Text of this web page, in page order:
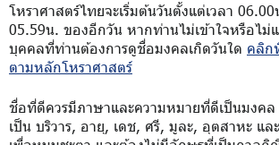
โหราศาสตร์ไทยจะเริ่มต้นวันตั้งแต่เวลา
05.59น. ของอีกวัน หากท่านไม่เข้าใจหรือไม่
บุคคลที่ท่านต้องการดูชื่อมงคลเกิดวันใด คลิก
ตามหลักโหราศาสตร์
ชื่อที่ดีควรมีภาษาและความหมายที่ดีเป็นมงค
เป็น บริวาร, อายุ, เดช, ศรี, มูละ, อุตสาหะ แ